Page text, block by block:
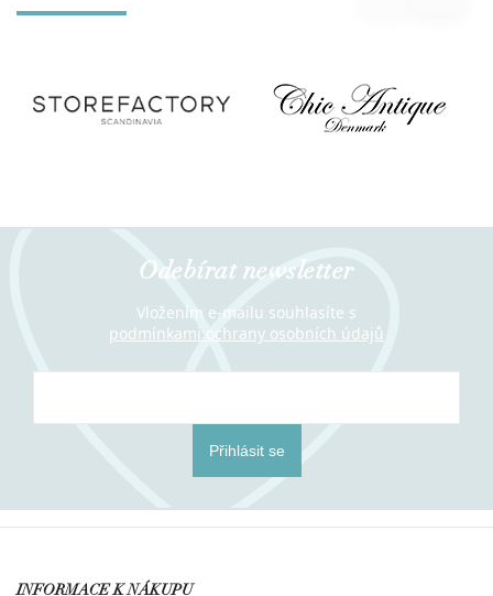
Odebírat newsletter
Vložením e-mailu souhlasíte s
podmínkami ochrany osobních údajů
Přihlásit se
INFORMACE K NÁKUPU